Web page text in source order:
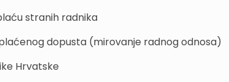
stranih radnika
dopusta (mirovanje radnog odnosa)
Hrvatske